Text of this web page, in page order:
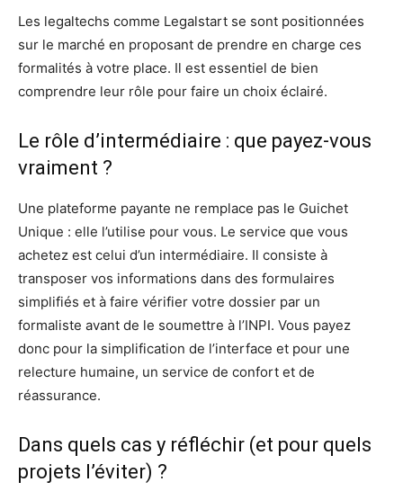
Les legaltechs comme Legalstart se sont positionnées
sur le marché en proposant de prendre en charge ces
formalités à votre place. Il est essentiel de bien
comprendre leur rôle pour faire un choix éclairé.
Le rôle d’intermédiaire : que payez-vous
vraiment ?
Une plateforme payante ne remplace pas le Guichet
Unique : elle l’utilise pour vous. Le service que vous
achetez est celui d’un intermédiaire. Il consiste à
transposer vos informations dans des formulaires
simplifiés et à faire vérifier votre dossier par un
formaliste avant de le soumettre à l’INPI. Vous payez
donc pour la simplification de l’interface et pour une
relecture humaine, un service de confort et de
réassurance.
Dans quels cas y réfléchir (et pour quels
projets l’éviter) ?